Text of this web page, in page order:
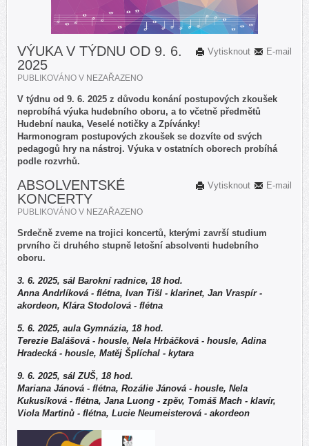
E-mail
Vytisknout
VÝUKA V TÝDNU OD 9. 6.
2025
PUBLIKOVÁNO V NEZAŘAZENO
V týdnu od 9. 6. 2025 z důvodu konání postupových zkoušek
neprobíhá výuka hudebního oboru, a to včetně předmětů
Hudební nauka, Veselé notičky a Zpívánky!
Harmonogram postupových zkoušek se dozvíte od svých
pedagogů hry na nástroj. Výuka v ostatních oborech probíhá
podle rozvrhů.
E-mail
Vytisknout
ABSOLVENTSKÉ
KONCERTY
PUBLIKOVÁNO V NEZAŘAZENO
Srdečně zveme na trojici koncertů, kterými završí studium
prvního či druhého stupně letošní absolventi hudebního
oboru.
3. 6. 2025, sál Barokní radnice, 18 hod.
Anna Andrlíková - flétna, Ivan Tišl - klarinet, Jan Vraspír -
akordeon, Klára Stodolová - flétna
5. 6. 2025, aula Gymnázia, 18 hod.
Terezie Balášová - housle, Nela Hrbáčková - housle, Adina
Hradecká - housle, Matěj Šplíchal - kytara
9. 6. 2025, sál ZUŠ, 18 hod.
Mariana Jánová - flétna, Rozálie Jánová - housle, Nela
Kukusíková - flétna, Jana Luong - zpěv, Tomáš Mach - klavír,
Viola Martinů - flétna, Lucie Neumeisterová - akordeon